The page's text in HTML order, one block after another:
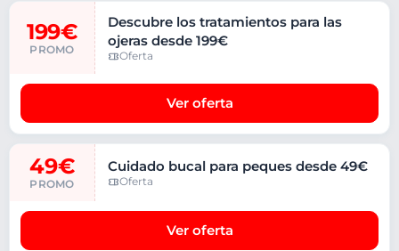
199€
PROMO
Descubre los tratamientos para las
ojeras desde 199€
Oferta
Ver oferta
49€
PROMO
Cuidado bucal para peques desde 49€
Oferta
Ver oferta